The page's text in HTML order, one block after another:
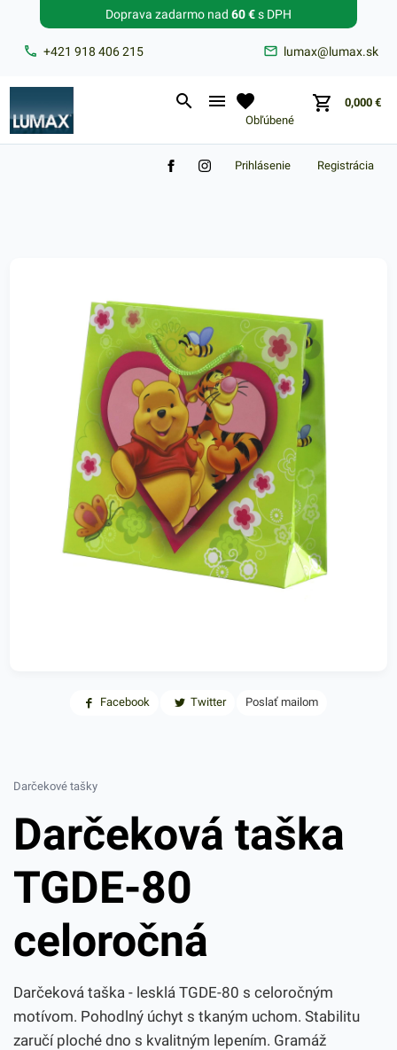
+421 918 406 215 lumax@lumax.sk
Doprava zadarmo nad 60 €s DPH
Obľúbené
0,000 €
Zabudnuté heslo?
Registrácia
Prihlásenie
Facebook Twitter Poslať mailom
Darčekové tašky
Darčeková taška
TGDE-80
celoročná
Darčeková taška - lesklá TGDE-80 s celoročným
motívom. Pohodlný úchyt s tkaným uchom. Stabilitu
zaručí ploché dno s kvalitným lepením. Gramáž